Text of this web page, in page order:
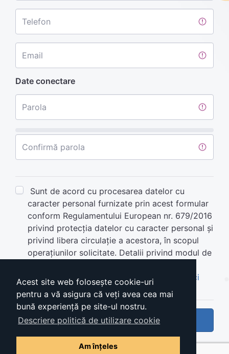
Acest site web folosește cookie-uri
pentru a vă asigura că veți avea cea mai
bună experiență pe site-ul nostru.
Descriere politică de utilizare cookie
Am înțeles
Telefon
Email
Date conectare
Parola
Confirmă parola
Sunt de acord cu procesarea datelor cu
caracter personal furnizate prin acest formular
conform Regulamentului European nr. 679/2016
privind protecția datelor cu caracter personal și
privind libera circulație a acestora, în scopul
operațiunilor solicitate. Detalii privind modul de
Termeni si condiţii de utilizare ,
consulta aici
Creează cont